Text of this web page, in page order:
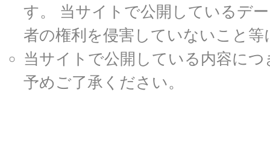
す。 当サイトで公開しているデ
者の権利を侵害していないこと
当サイトで公開している内容に
予めご了承ください。